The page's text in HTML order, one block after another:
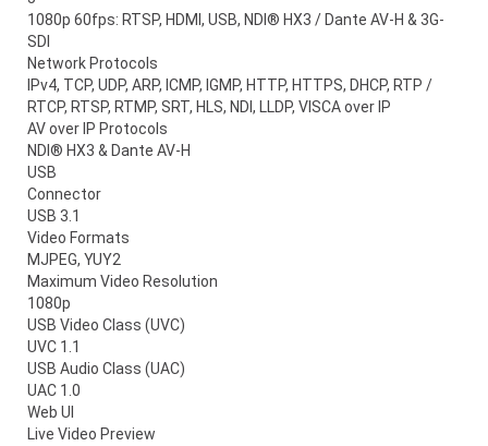
1080p 60fps: RTSP, HDMI, USB, NDI® HX3 / Dante AV-H & 3G-
SDI
Network Protocols
IPv4, TCP, UDP, ARP, ICMP, IGMP, HTTP, HTTPS, DHCP, RTP /
RTCP, RTSP, RTMP, SRT, HLS, NDI, LLDP, VISCA over IP
AV over IP Protocols
NDI® HX3 & Dante AV-H
USB
Connector
USB 3.1
Video Formats
MJPEG, YUY2
Maximum Video Resolution
1080p
USB Video Class (UVC)
UVC 1.1
USB Audio Class (UAC)
UAC 1.0
Web UI
Live Video Preview